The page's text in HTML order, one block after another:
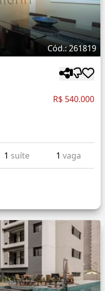
Cód.: 261819
R$ 540.000
1 suíte 1 vaga